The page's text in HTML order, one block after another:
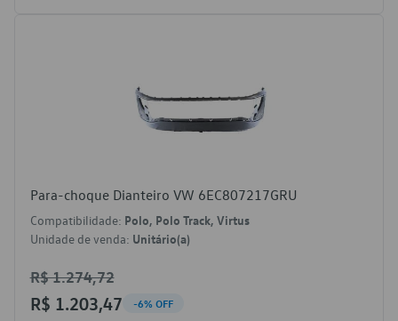
Para-choque Dianteiro VW 6EC807217GRU
Compatibilidade: Polo, Polo Track, Virtus
Unidade de venda: Unitário(a)
R$ 1.274,72
R$ 1.203,47 -6% OFF